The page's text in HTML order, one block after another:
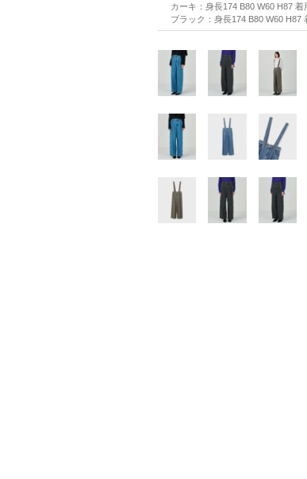
カーキ：身長174 B80 W60 H87 着
ブラック：身長174 B80 W60 H87